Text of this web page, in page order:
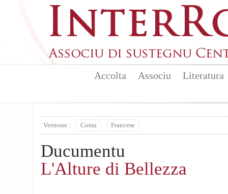
Accolta Associu Literatura
Versione : Corsu Francese
Ducumentu
L'Alture di Bellezza